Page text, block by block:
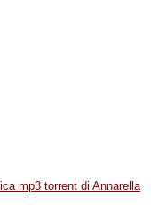
mp3 torrent di Annarella